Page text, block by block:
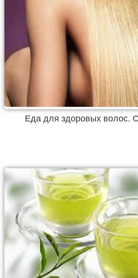
Еда для здоровых волос.